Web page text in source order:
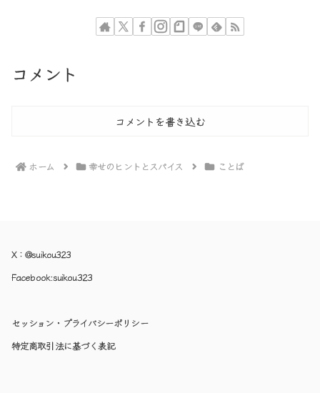
コメント
コメントを書き込む
ホーム 幸せのヒントとスパイス ことば
X：@suikou323
Facebook:suikou323
セッション・プライバシーポリシー
特定商取引法に基づく表記